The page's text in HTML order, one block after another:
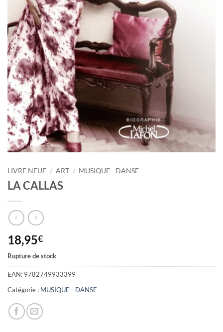
LIVRE NEUF / ART / MUSIQUE - DANSE
LA CALLAS
18,95€
Rupture de stock
EAN: 9782749933399
Catégorie : MUSIQUE - DANSE